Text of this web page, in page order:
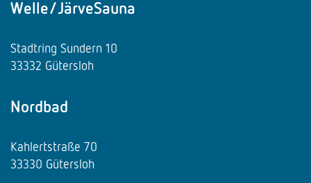
Welle/JärveSauna
Stadtring Sundern 10
33332 Gütersloh
Nordbad
Kahlertstraße 70
33330 Gütersloh